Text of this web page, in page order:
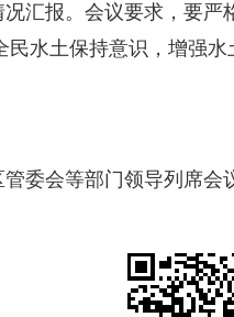
汇报。会议要求，要
水土保持意识，增强
委会等部门领导列席会